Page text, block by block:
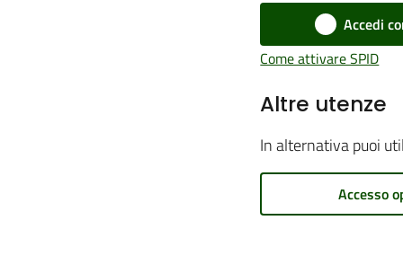
Accedi
Come attivare SPID
Altre utenze
In alternativa puoi
Accesso